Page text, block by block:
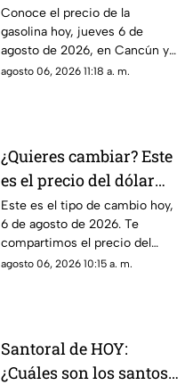
precio de la gasolina en
Quintana Roo HOY,
jueves 6 de agosto de
2026
Conoce el precio de la
gasolina hoy, jueves 6 de
agosto de 2026, en Cancún y
el resto de Quintana Roo. Este
agosto 06, 2026 11:18 a. m.
¿Quieres cambiar? Este
es el precio del dólar
estadounidense HOY, 6
de agosto de 2026 en
Cancún
Este es el tipo de cambio hoy,
6 de agosto de 2026. Te
compartimos el precio del
dólar hoy en Cancún, así como
agosto 06, 2026 10:15 a. m.
Santoral de HOY:
¿Cuáles son los santos